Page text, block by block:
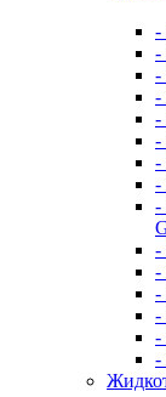
-
-
-
-
-
-
-
-
-
-
-
-
-
-
-